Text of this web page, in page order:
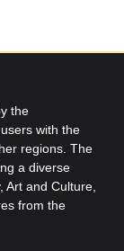
the
with the
regions. The
a diverse
Art and Culture,
from the